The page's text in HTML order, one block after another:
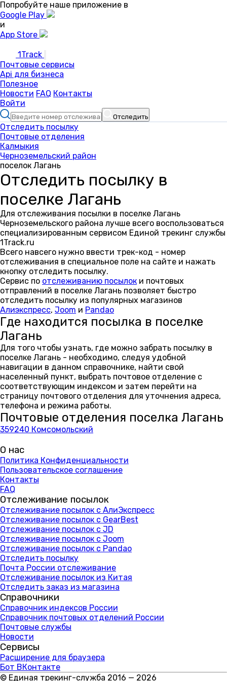
Попробуйте наше приложение в
Google Play
и
App Store
1Track
Почтовые сервисы
Api для бизнеса
Полезное
Новости FAQ Контакты
Войти
Отследить
Отследить посылку
Почтовые отделения
Калмыкия
Черноземельский район
поселок Лагань
Отследить посылку в
поселке Лагань
Для отслеживания посылки в поселке Лагань
Черноземельского района лучше всего воспользоваться
специализированным сервисом Единой трекинг службы
1Track.ru
Всего навсего нужно ввести трек-код - номер
отслеживания в специальное поле на сайте и нажать
кнопку отследить посылку.
Сервис по отслеживанию посылок и почтовых
отправлений в поселке Лагань позволяет быстро
отследить посылку из популярных магазинов
Алиэкспресс, Joom и Pandao
Где находится посылка в поселке
Лагань
Для того чтобы узнать, где можно забрать посылку в
поселке Лагань - необходимо, следуя удобной
навигации в данном справочнике, найти свой
населенный пункт, выбрать почтовое отделение с
соответствующим индексом и затем перейти на
страницу почтового отделения для уточнения адреса,
телефона и режима работы.
Почтовые отделения поселка Лагань
359240 Комсомольский
О нас
Политика Конфиденциальности
Пользовательское соглашение
Контакты
FAQ
Отслеживание посылок
Отслеживание посылок с АлиЭкспресс
Отслеживание посылок с GearBest
Отслеживание посылок с JD
Отслеживание посылок с Joom
Отслеживание посылок с Pandao
Отследить посылку
Почта России отслеживание
Отслеживание посылок из Китая
Отследить заказ из магазина
Справочники
Справочник индексов России
Справочник почтовых отделений России
Почтовые службы
Новости
Сервисы
Расширение для браузера
Бот ВКонтакте
© Единая трекинг-служба 2016 — 2026